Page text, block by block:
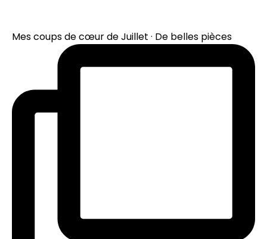
Mes coups de cœur de Juillet · De belles pièces